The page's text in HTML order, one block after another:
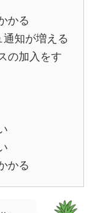
かる
通知が増える
の加入をす
かる